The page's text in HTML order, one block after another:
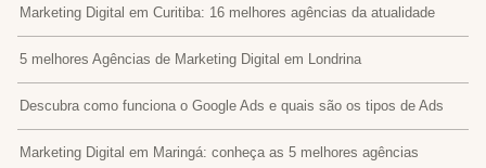
Marketing Digital em Curitiba: 16 melhores agências da atualidade
5 melhores Agências de Marketing Digital em Londrina
Descubra como funciona o Google Ads e quais são os tipos de Ads
Marketing Digital em Maringá: conheça as 5 melhores agências